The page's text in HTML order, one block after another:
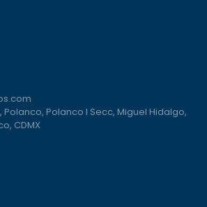
Polanco, Polanco I Secc, Miguel Hidalgo,
CDMX